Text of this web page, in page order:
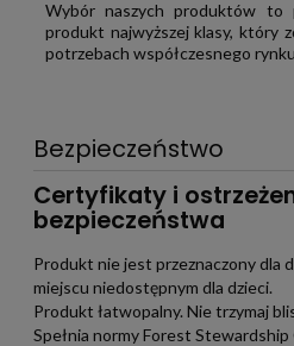
Wybór naszych produktów to
produkt najwyższej klasy, który
potrzebach współczesnego
Bezpieczeństwo
Certyfikaty i
bezpieczeństwa
Produkt nie jest przeznaczony dla
miejscu niedostępnym dla dzieci.
Produkt łatwopalny. Nie trzymaj
Spełnia normy Forest Stewardship